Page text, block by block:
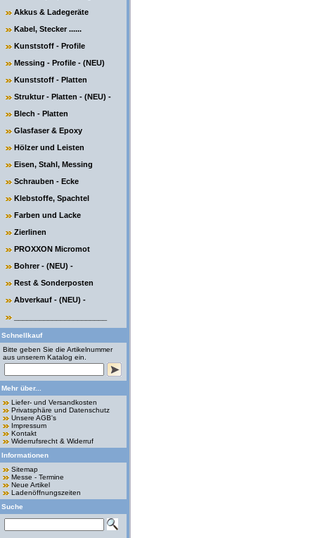
Akkus & Ladegeräte
Kabel, Stecker ......
Kunststoff - Profile
Messing - Profile - (NEU)
Kunststoff - Platten
Struktur - Platten - (NEU) -
Blech - Platten
Glasfaser & Epoxy
Hölzer und Leisten
Eisen, Stahl, Messing
Schrauben - Ecke
Klebstoffe, Spachtel
Farben und Lacke
Zierlinen
PROXXON Micromot
Bohrer - (NEU) -
Rest & Sonderposten
Abverkauf - (NEU) -
Schnellkauf
Bitte geben Sie die Artikelnummer
aus unserem Katalog ein.
Mehr über...
Liefer- und Versandkosten
Privatsphäre und Datenschutz
Unsere AGB's
Impressum
Kontakt
Widerrufsrecht & Widerruf
Informationen
Sitemap
Messe - Termine
Neue Artikel
Ladenöffnungszeiten
Suche